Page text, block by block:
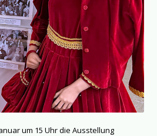
um 15 Uhr die Ausstellung